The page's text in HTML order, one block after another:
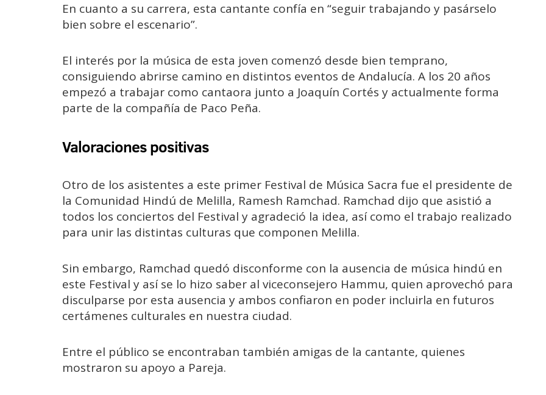
En cuanto a su carrera, esta cantante confía en “seguir trabajando y pasárselo
bien sobre el escenario”.
El interés por la música de esta joven comenzó desde bien temprano,
consiguiendo abrirse camino en distintos eventos de Andalucía. A los 20 años
empezó a trabajar como cantaora junto a Joaquín Cortés y actualmente forma
parte de la compañía de Paco Peña.
Valoraciones positivas
Otro de los asistentes a este primer Festival de Música Sacra fue el presidente de
la Comunidad Hindú de Melilla, Ramesh Ramchad. Ramchad dijo que asistió a
todos los conciertos del Festival y agradeció la idea, así como el trabajo realizado
para unir las distintas culturas que componen Melilla.
Sin embargo, Ramchad quedó disconforme con la ausencia de música hindú en
este Festival y así se lo hizo saber al viceconsejero Hammu, quien aprovechó para
disculparse por esta ausencia y ambos confiaron en poder incluirla en futuros
certámenes culturales en nuestra ciudad.
Entre el público se encontraban también amigas de la cantante, quienes
mostraron su apoyo a Pareja.